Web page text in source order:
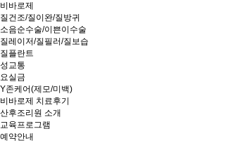
비바로제
질건조/질이완/질방귀
소음순수술/이쁜이수술
질레이저/질필러/질보습
질플란트
성교통
요실금
Y존케어(제모/미백)
비바로제 치료후기
산후조리원 소개
교육프로그램
예약안내